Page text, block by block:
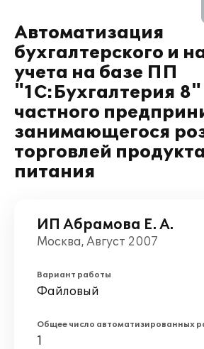
Автоматизация
бухгалтерского и
учета на базе ПП
"1С:Бухгалтерия 8"
частного
занимающегося
торговлей
питания
ИП Абрамова Е. А.
Москва, Август 2007
Вариант работы
Файловый
Общее число автоматизированных
1